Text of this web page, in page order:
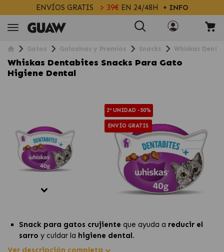
ENVÍOS GRATIS > 39€EN 24/48H + INFO
Gatos Golosinas y Premios Snacks Whiskas
Whiskas Dentabites Snacks Para Gato
Higiene Dental
2ª UNIDAD -50%
ENVÍO GRATIS
Snack para gatos crujiente que ayuda a reducir el
sarro y cuidar la higiene dental.
Sabor irresistibleque hará disfrutar a tu felino
Ver descripción completa